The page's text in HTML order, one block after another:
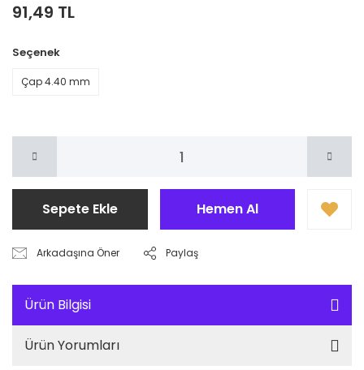
91,49 TL
Seçenek
Çap 4.40 mm
Sepete Ekle Hemen Al
Arkadaşına Öner Paylaş
Ürün Bilgisi
Ürün Yorumları